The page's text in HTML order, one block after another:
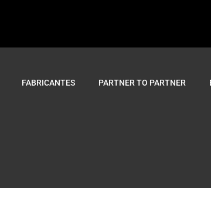
FABRICANTES PARTNER TO PARTNER